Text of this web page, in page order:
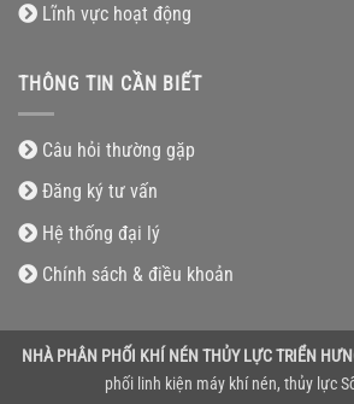
Lĩnh vực hoạt động
THÔNG TIN CẦN BIẾT
Câu hỏi thường gặp
Đăng ký tư vấn
Hệ thống đại lý
Chính sách & điều khoản
NHÀ PHÂN PHỐI KHÍ NÉN THỦY LỰC TRIỂN
phối linh kiện máy khí nén, thủy lực